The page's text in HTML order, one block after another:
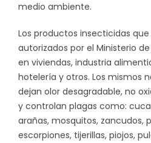
medio ambiente.
Los productos insecticidas
autorizados por el Ministerio
en viviendas, industria
hotelería y otros. Los mismos
dejan olor desagradable, no
y controlan plagas como:
arañas, mosquitos, zancudos,
escorpiones, tijerillas, piojos,